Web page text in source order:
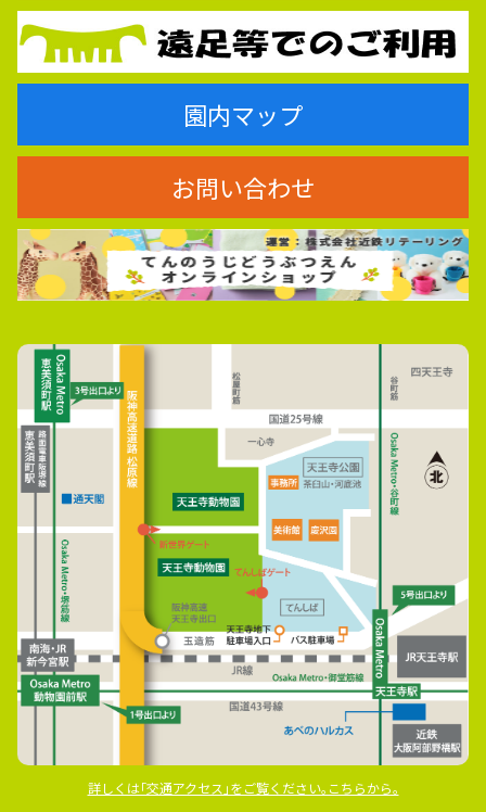
園内マップ
お問い合わせ
詳しくは｢交通アクセス｣をご覧ください｡こちらから｡